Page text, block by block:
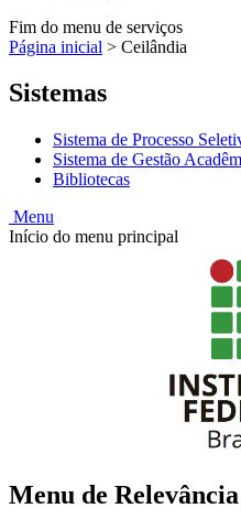
Fim do menu de serviços
Página inicial > Ceilândia
Sistemas
Sistema de Processo
Sistema de Gestão
Bibliotecas
Menu
Início do menu principal
Menu de Relevância